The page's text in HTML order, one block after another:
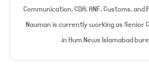
Communication, CDA, ANF, Customs, and
Nauman is currently working as Senior
in Hum News Islamabad